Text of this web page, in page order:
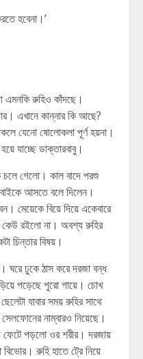
হবেনা।’
এমনকি রুহিও কাঁদছে।
এখানে কান্নার কি আছে?
যেনো ষোলোকলা পূর্ণ হয়না।
যাচ্ছে ডাক্তারবাবু।
চলে গেলো। কাল বাদে পরশু
আসতে বলে দিলেন।
মেয়েকে বিয়ে দিয়ে একেবারে
কেউ রইলো না। অবশ্য রুহির
চিন্তার বিষয়।
ঘরে ঢুকে ঠাস করে দরজা বন্ধ
পড়েছে পুরো গায়ে। চোখ
যাবার সময় রুহির সাথে
সেলফোনের নাম্বারও নিয়েছে।
ফেটে পড়লো ওর শরীর। দরজায়
রুহি হাতে ট্রে নিয়ে